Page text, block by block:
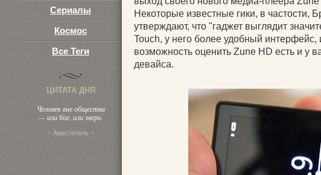
Сериалы
Космос
Все Теги
ЦИТАТА ДНЯ
Человек вне общества
— или бог, или зверь.
– Аристотель –
Некоторые известные гики, в частости,
утверждают, что "гаджет выглядит
Touch, у него более удобный
возможность оценить Zune HD есть и у
девайса.